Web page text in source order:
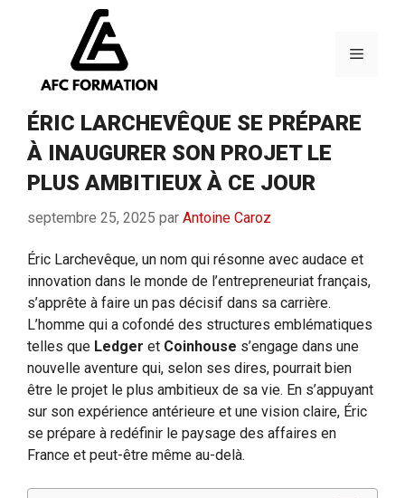
Menu
ÉRIC LARCHEVÊQUE SE PRÉPARE
À INAUGURER SON PROJET LE
PLUS AMBITIEUX À CE JOUR
septembre 25, 2025 par Antoine Caroz
Éric Larchevêque, un nom qui résonne avec audace et
innovation dans le monde de l’entrepreneuriat français,
s’apprête à faire un pas décisif dans sa carrière.
L’homme qui a cofondé des structures emblématiques
telles que Ledger et Coinhouse s’engage dans une
nouvelle aventure qui, selon ses dires, pourrait bien
être le projet le plus ambitieux de sa vie. En s’appuyant
sur son expérience antérieure et une vision claire, Éric
se prépare à redéfinir le paysage des affaires en
France et peut-être même au-delà.